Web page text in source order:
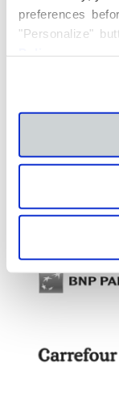
preferences
"Personalize"